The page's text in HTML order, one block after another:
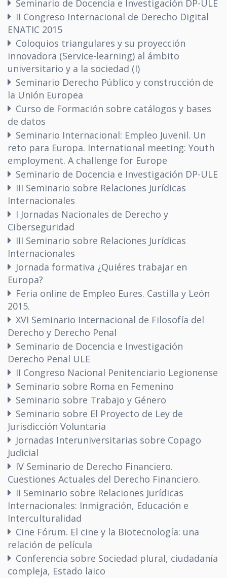
Seminario de Docencia e Investigación DP-ULE
II Congreso Internacional de Derecho Digital
ENATIC 2015
Coloquios triangulares y su proyección
innovadora (Service-learning) al ámbito
universitario y a la sociedad (I)
Seminario Derecho Público y construcción de
la Unión Europea
Curso de Formación sobre catálogos y bases
de datos
Seminario Internacional: Empleo Juvenil. Un
reto para Europa. International meeting: Youth
employment. A challenge for Europe
Seminario de Docencia e Investigación DP-ULE
III Seminario sobre Relaciones Jurídicas
Internacionales
I Jornadas Nacionales de Derecho y
Ciberseguridad
III Seminario sobre Relaciones Jurídicas
Internacionales
Jornada formativa ¿Quiéres trabajar en
Europa?
Feria online de Empleo Eures. Castilla y León
2015.
XVI Seminario Internacional de Filosofía del
Derecho y Derecho Penal
Seminario de Docencia e Investigación
Derecho Penal ULE
II Congreso Nacional Penitenciario Legionense
Seminario sobre Roma en Femenino
Seminario sobre Trabajo y Género
Seminario sobre El Proyecto de Ley de
Jurisdicción Voluntaria
Jornadas Interuniversitarias sobre Copago
Judicial
IV Seminario de Derecho Financiero.
Cuestiones Actuales del Derecho Financiero.
II Seminario sobre Relaciones Jurídicas
Internacionales: Inmigración, Educación e
Interculturalidad
Cine Fórum. El cine y la Biotecnología: una
relación de película
Conferencia sobre Sociedad plural, ciudadanía
compleja, Estado laico